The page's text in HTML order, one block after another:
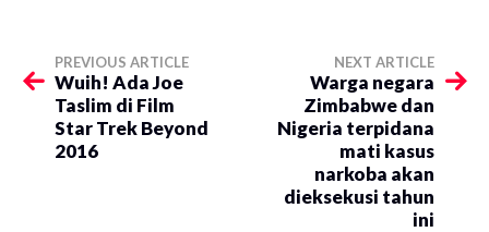
PREVIOUS ARTICLE
Wuih! Ada Joe
Taslim di Film
Star Trek Beyond
2016
NEXT ARTICLE
Warga negara
Zimbabwe dan
Nigeria terpidana
mati kasus
narkoba akan
dieksekusi tahun
ini